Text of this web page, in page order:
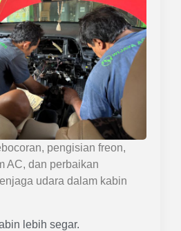
pengisian freon,
AC, dan perbaikan
udara dalam kabin
lebih segar.